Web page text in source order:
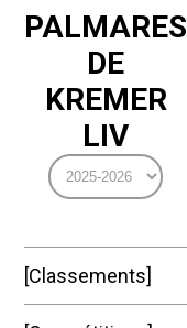
PALMARES
DE
KREMER
LIV
Classements